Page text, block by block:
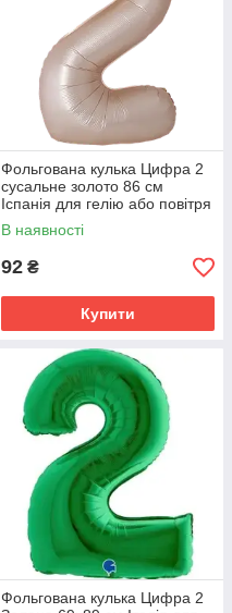
Фольгована кулька Цифра 2
сусальне золото 86 см
Іспанія для гелію або повітря
Slim Matte Starlight Gold 34"
В наявності
92 ₴
Купити
Фольгована кулька Цифра 2